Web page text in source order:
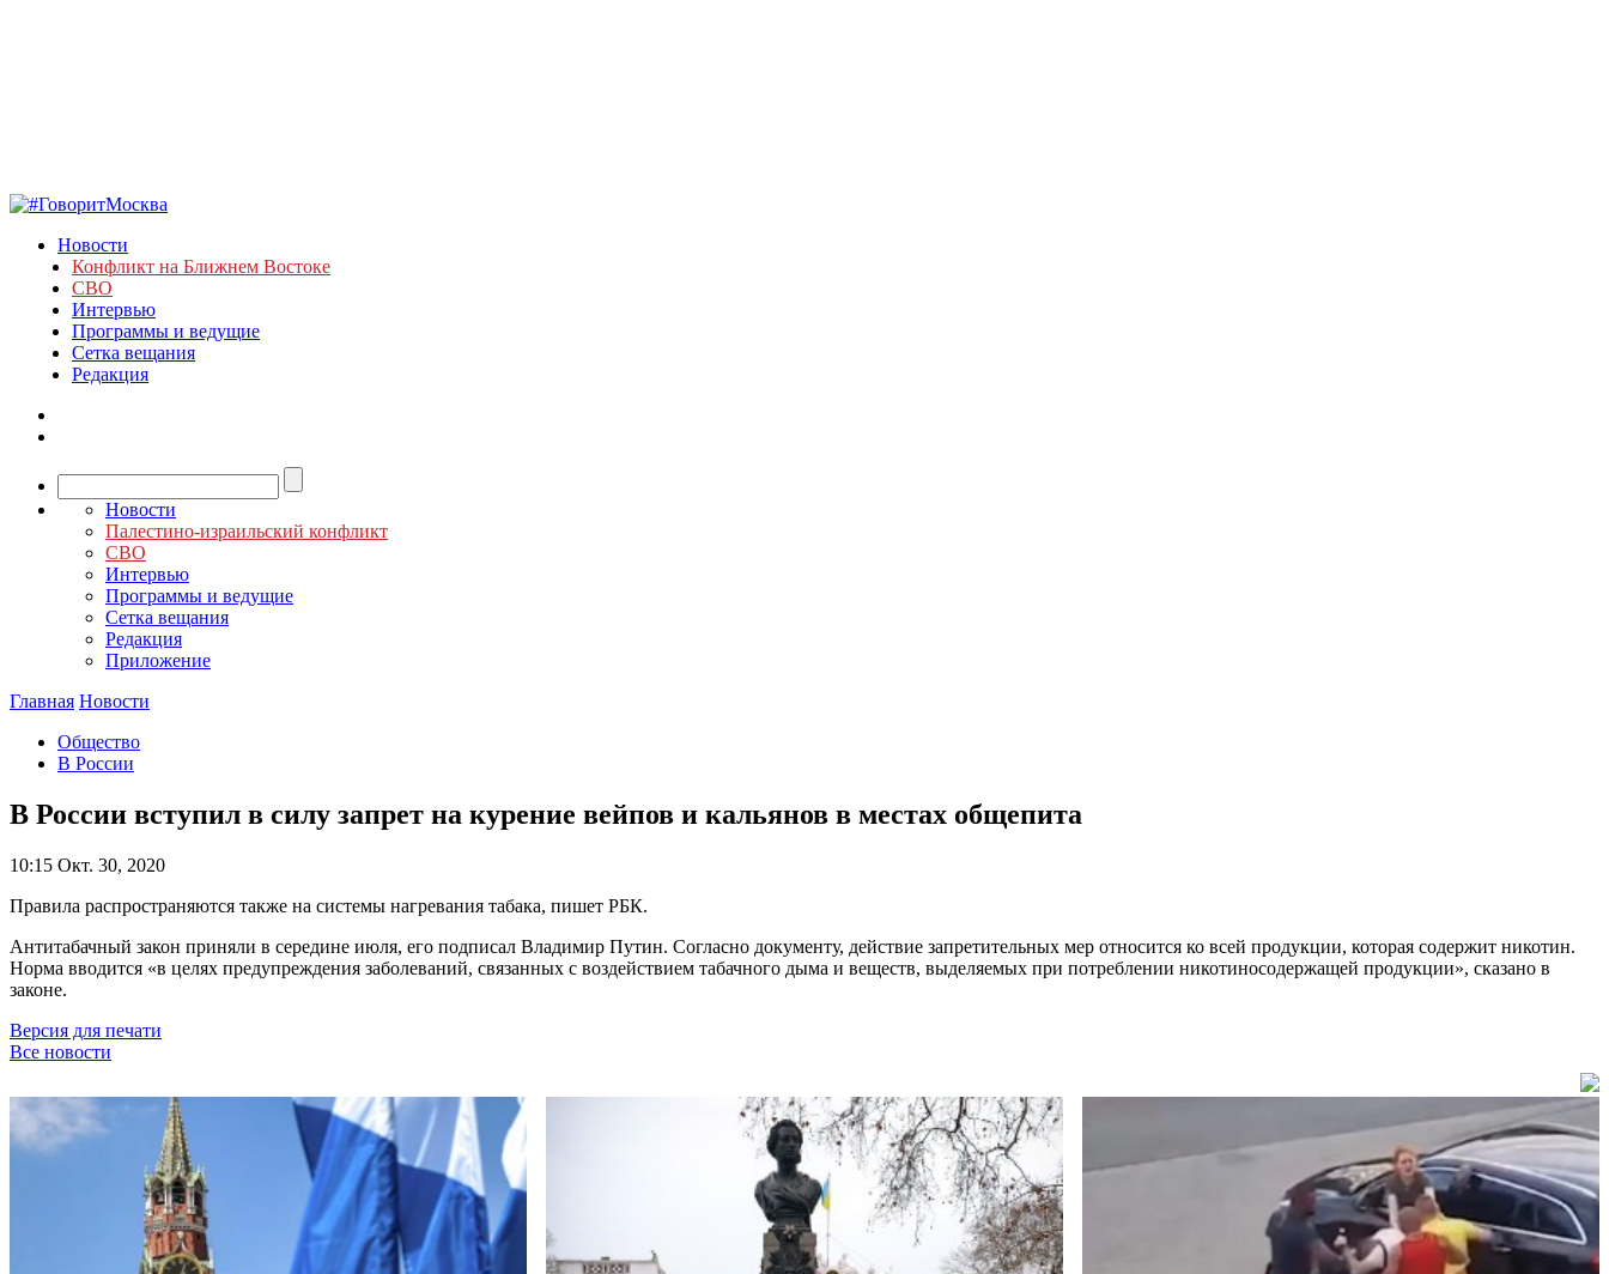
Новости
Конфликт на Ближнем Востоке
СВО
Интервью
Программы и ведущие
Сетка вещания
Редакция
Новости
Палестино-израильский конфликт
СВО
Интервью
Программы и ведущие
Сетка вещания
Редакция
Приложение
Главная Новости
Общество
В России
В России вступил в силу запрет на курение вейпов и кальянов в местах общепита
10:15 Окт. 30, 2020
Правила распространяются также на системы нагревания табака, пишет РБК.
Антитабачный закон приняли в середине июля, его подписал Владимир Путин. Согласно документу, действие запретительных мер относится ко всей продукции, которая содержит никотин.
Норма вводится «в целях предупреждения заболеваний, связанных с воздействием табачного дыма и веществ, выделяемых при потреблении никотиносодержащей продукции», сказано в
законе.
Версия для печати
Все новости